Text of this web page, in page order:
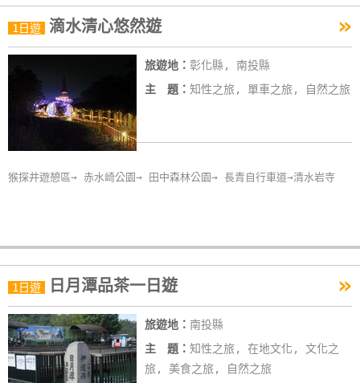
1日遊 滴水清心悠然遊 »
旅遊地： 彰化縣, 南投縣
主 題： 知性之旅, 單車之旅, 自然之旅
猴探井遊憩區→ 赤水崎公園→ 田中森林公園→ 長青自行車道→清水岩寺
1日遊 日月潭品茶一日遊 »
旅遊地： 南投縣
主 題： 知性之旅, 在地文化, 文化之
旅, 美食之旅, 自然之旅